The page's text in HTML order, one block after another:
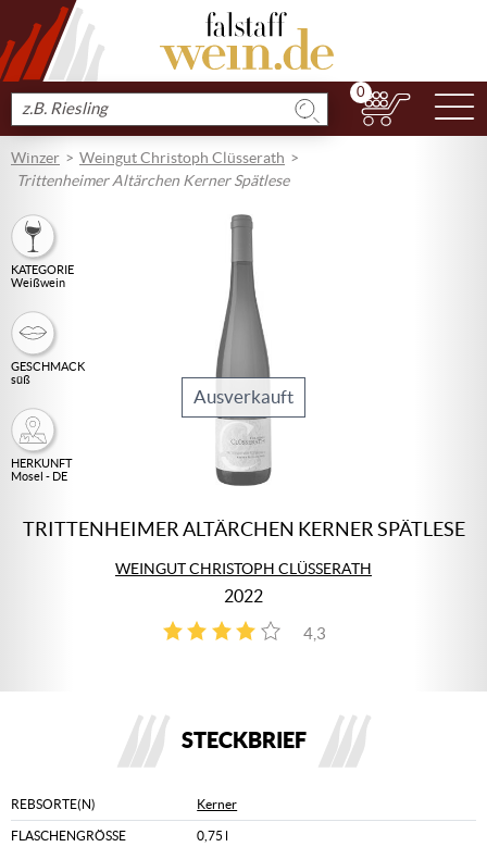
Produkt
suchen
0
Winzer
Weingut Christoph Clüsserath
Trittenheimer Altärchen Kerner Spätlese
KATEGORIE
Weißwein
GESCHMACK
süß
HERKUNFT
Mosel - DE
Ausverkauft
TRITTENHEIMER ALTÄRCHEN KERNER SPÄTLESE
WEINGUT CHRISTOPH CLÜSSERATH
2022
4,3
3
STECKBRIEF
REBSORTE(N) Kerner
FLASCHENGRÖSSE 0,75 l